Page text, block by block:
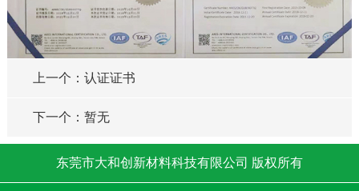
上一个：认证证书
下一个：暂无
东莞市大和创新材料科技有限公司 版权所有